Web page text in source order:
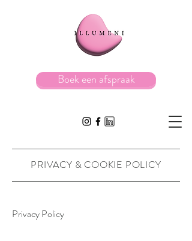
Boek een afspraak
PRIVACY & COOKIE POLICY
Privacy Policy